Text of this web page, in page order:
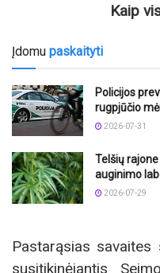
Kaip
Įdomu paskaityti
Policijos
rugpjūčio
2026-07-31
Telšių
auginimo
2026-07-29
Pastarąsias
susitikinėjantis